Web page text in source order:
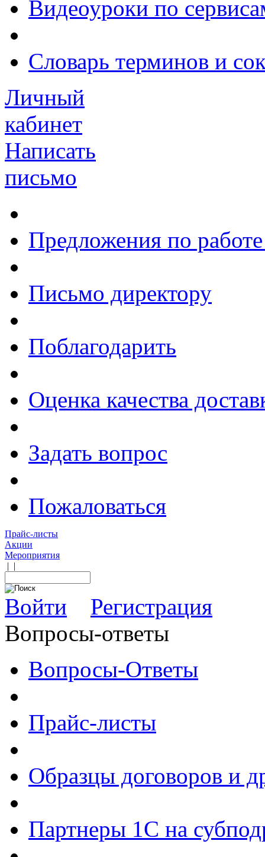
Видеоуроки по
Словарь терминов и
Личный
кабинет
Написать
письмо
Предложения по работе
Письмо директору
Поблагодарить
Оценка качества
Задать вопрос
Пожаловаться
Прайс-листы
Акции
Мероприятия
| |
Войти
Регистрация
Вопросы-ответы
Вопросы-Ответы
Прайс-листы
Образцы договоров и
Партнеры 1С на